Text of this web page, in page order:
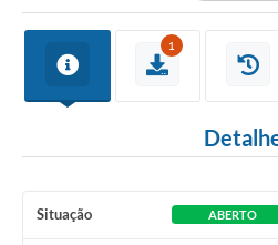
Turismo
Coleta seletiva - Informações
Legislação
Galeria de Fotos
1
Situação ABERTO